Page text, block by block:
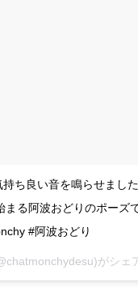
ち良い音を鳴らせました
る阿波おどりのポーズで
#阿波おどり